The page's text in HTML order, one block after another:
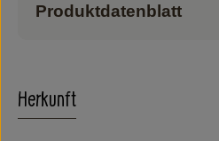
Produktdatenblatt
Herkunft